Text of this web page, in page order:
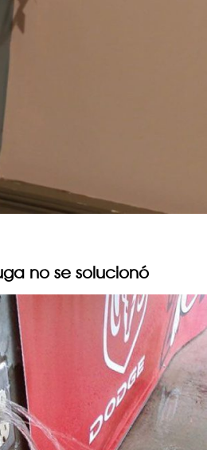
no se solucionó